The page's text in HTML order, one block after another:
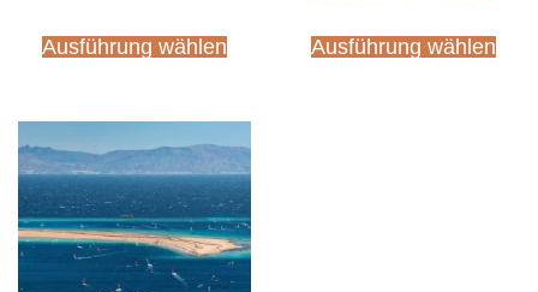
Ausführung wählen Ausführung wählen